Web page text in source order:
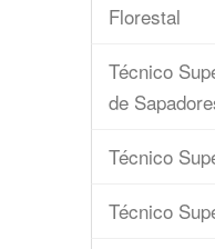
Florestal
Técnico
de
Técnico
Técnico